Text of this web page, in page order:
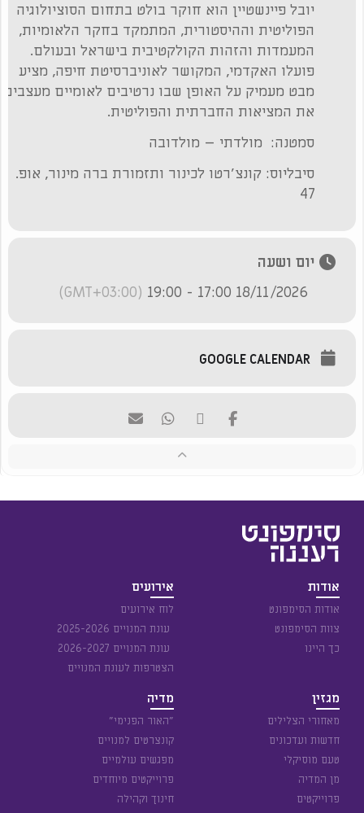
יובל פיינשטיין הוא חוקר בולט בתחום הסוציולוגיה
הפוליטית וההיסטורית, המתמקד בחקר הלאומיות,
המעמדות והזהות הקולקטיבית בישראל ובעולם.
פועלו האקדמי, המקושר לאוניברסיטת חיפה, מציע
מבט מעמיק על האופן שבו נרטיבים לאומיים מעצבים
את המציאות החברתית והפוליטית.
סמטנה: מולדתי – מולדובה
סיבליוס: קונצ׳רטו לכינור ותזמורת ברה מינור, אופ.
47
יום ושעה
18/11/2026 17:00 - 19:00
(GMT+03:00)
GOOGLE CALENDAR
אודות
אודות הסימפונט
צוות הסימפונט
כך היינו
אירועים
לוח אירועים
עונת המנויים 2025-2026
עונת המנויים 2026-2027
הצטרפות לעונת המנויים
מגזין
מאחורי הצלילים
חדשות ועדכונים
טעם מוסיקלי
מן המדיה
פרוייקטים
מדיה
״האור הפנימי״
קונצרטים למנויים
מפגשים עולמיים
פרוייקטים מיוחדים
חינוך וקהילה